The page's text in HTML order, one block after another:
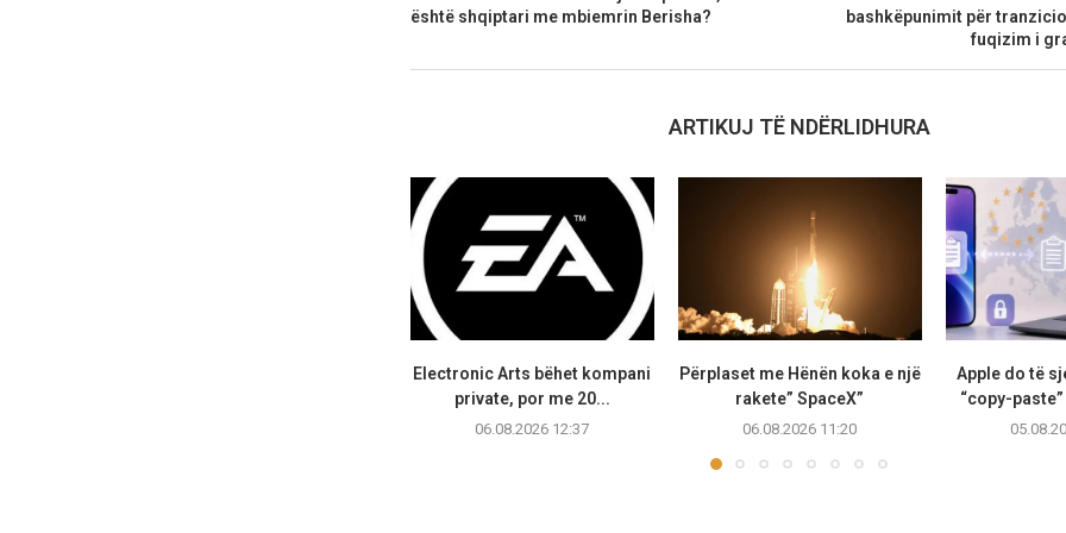
është shqiptari me mbiemrin Berisha?
bashkëpunimit për
fuqizim i
ARTIKUJ TË NDËRLIDHURA
Electronic Arts bëhet kompani
private, por me 20...
06.08.2026 12:37
Përplaset me Hënën koka e një
rakete” SpaceX”
06.08.2026 11:20
Apple do të
“copy-